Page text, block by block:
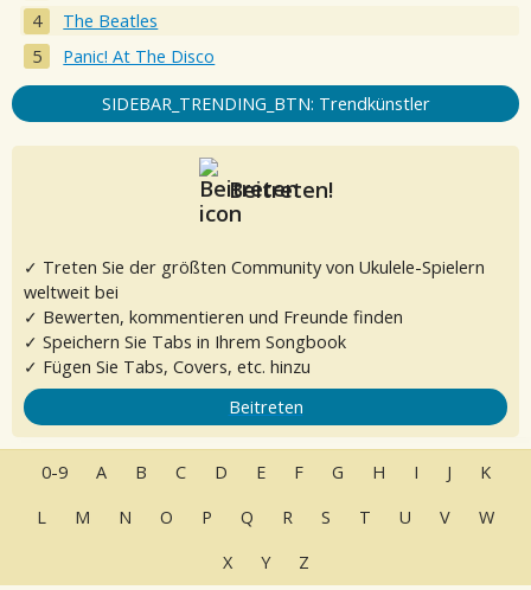
The Beatles
Panic! At The Disco
SIDEBAR_TRENDING_BTN: Trendkünstler
Beitreten!
✓ Treten Sie der größten Community von Ukulele-Spielern
weltweit bei
✓ Bewerten, kommentieren und Freunde finden
✓ Speichern Sie Tabs in Ihrem Songbook
✓ Fügen Sie Tabs, Covers, etc. hinzu
Beitreten
0-9 A B C D E F G H I J
K
L
M N O P Q R S T U V
W
X
Y Z